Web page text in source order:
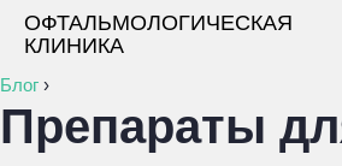
ОФТАЛЬМОЛОГИЧЕСКАЯ
КЛИНИКА
Блог ›
Препараты